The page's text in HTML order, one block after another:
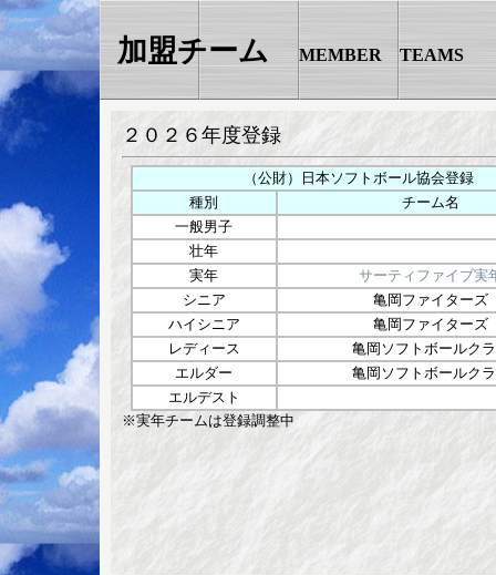
加盟チーム MEMBER TEAMS
２０２６年度登録
（公財）日本ソフトボール協会登録
種別
チーム名
一般男子
壮年
実年
サーティファイブ実
シニア
亀岡ファイターズ
ハイシニア
亀岡ファイターズ
レディース
亀岡ソフトボールク
エルダー
亀岡ソフトボールク
エルデスト
※実年チームは登録調整中